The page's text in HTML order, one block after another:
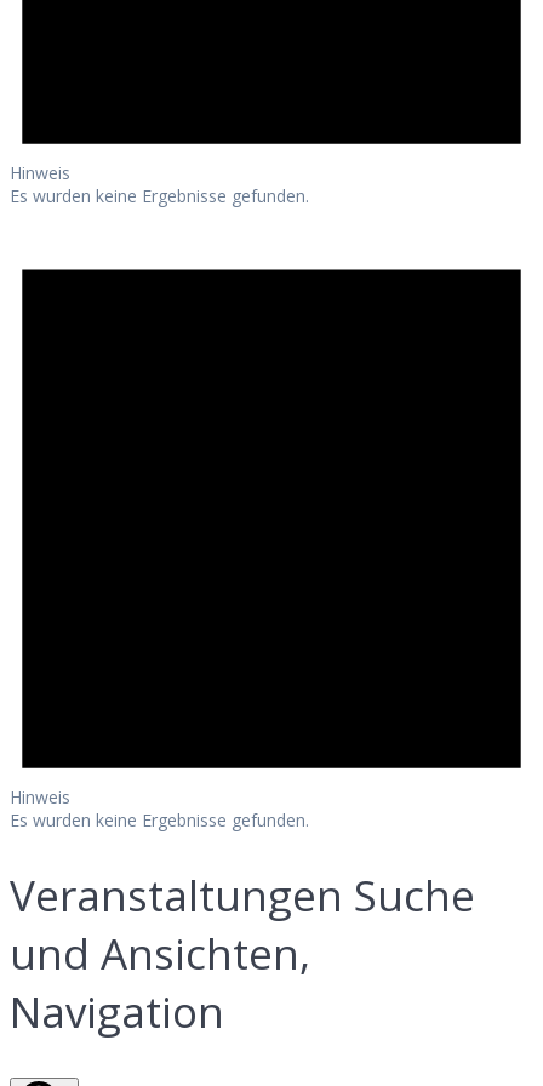
Hinweis
Es wurden keine Ergebnisse gefunden.
Hinweis
Es wurden keine Ergebnisse gefunden.
Veranstaltungen Suche
und Ansichten,
Navigation